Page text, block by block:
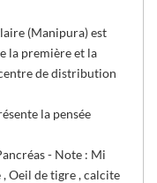
(Manipura) est
la première et la
de distribution
la pensée
- Note : Mi
Oeil de tigre , calcite